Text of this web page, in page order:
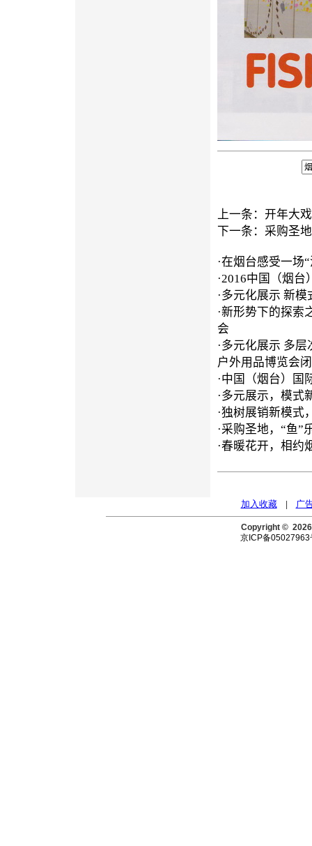
上一条： 开年大
下一条： 采购圣
·在烟台感受一场
·2016中国（烟台
·多元化展示 新
·新形势下的探索
会
·多元化展示 多
户外用品博览会
·中国（烟台）国
·多元展示，模式
·独树展销新模式
·采购圣地，“鱼”
·春暖花开，相约